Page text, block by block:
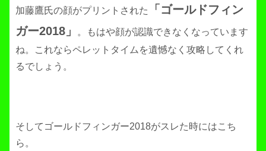
加藤鷹氏の顔がプリントされた
「ゴールドフィン
ガー2018」
。もはや顔が認識できなくなっています
ね。これならペレットタイムを遺憾なく攻略してくれ
るでしょう。
そしてゴールドフィンガー2018がスレた時にはこち
ら。